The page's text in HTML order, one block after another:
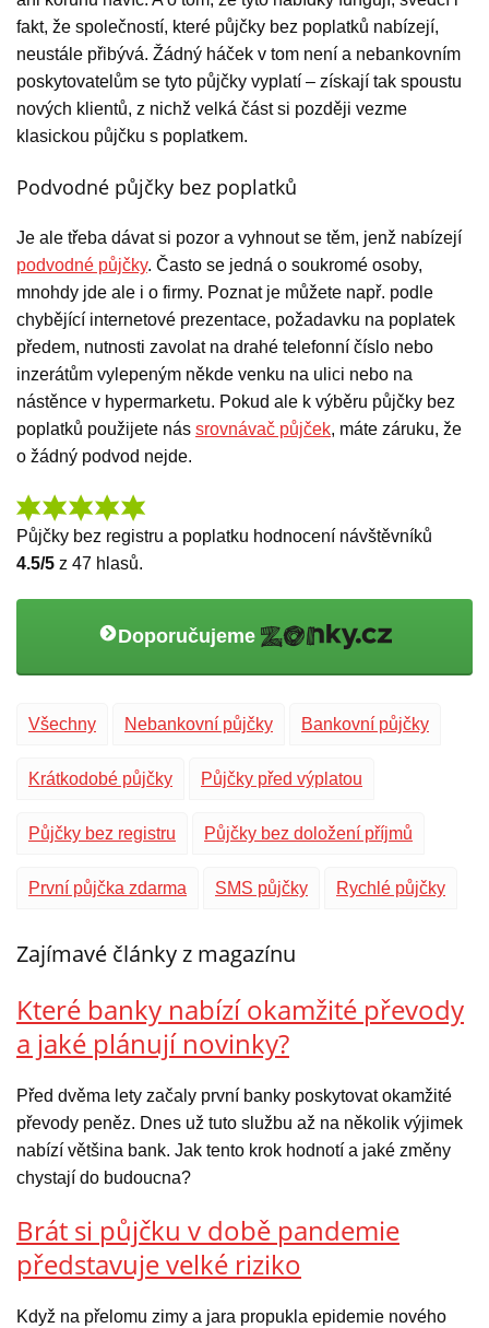
fakt, že společností, které půjčky bez poplatků nabízejí,
neustále přibývá. Žádný háček v tom není a nebankovním
poskytovatelům se tyto půjčky vyplatí – získají tak spoustu
nových klientů, z nichž velká část si později vezme
klasickou půjčku s poplatkem.
Podvodné půjčky bez poplatků
Je ale třeba dávat si pozor a vyhnout se těm, jenž nabízejí
podvodné půjčky. Často se jedná o soukromé osoby,
mnohdy jde ale i o firmy. Poznat je můžete např. podle
chybějící internetové prezentace, požadavku na poplatek
předem, nutnosti zavolat na drahé telefonní číslo nebo
inzerátům vylepeným někde venku na ulici nebo na
nástěnce v hypermarketu. Pokud ale k výběru půjčky bez
poplatků použijete nás srovnávač půjček, máte záruku, že
o žádný podvod nejde.
Půjčky bez registru a poplatku hodnocení návštěvníků
4.5/5 z 47 hlasů.
Doporučujeme
Všechny Nebankovní půjčky Bankovní půjčky
Krátkodobé půjčky Půjčky před výplatou
Půjčky bez registru Půjčky bez doložení příjmů
První půjčka zdarma SMS půjčky Rychlé půjčky
Zajímavé články z magazínu
Které banky nabízí okamžité převody
a jaké plánují novinky?
Před dvěma lety začaly první banky poskytovat okamžité
převody peněz. Dnes už tuto službu až na několik výjimek
nabízí většina bank. Jak tento krok hodnotí a jaké změny
chystají do budoucna?
Brát si půjčku v době pandemie
představuje velké riziko
Když na přelomu zimy a jara propukla epidemie nového